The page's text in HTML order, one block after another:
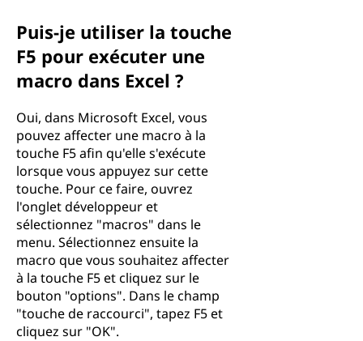
Puis-je utiliser la touche
F5 pour exécuter une
macro dans Excel ?
Oui, dans Microsoft Excel, vous
pouvez affecter une macro à la
touche F5 afin qu'elle s'exécute
lorsque vous appuyez sur cette
touche. Pour ce faire, ouvrez
l'onglet développeur et
sélectionnez "macros" dans le
menu. Sélectionnez ensuite la
macro que vous souhaitez affecter
à la touche F5 et cliquez sur le
bouton "options". Dans le champ
"touche de raccourci", tapez F5 et
cliquez sur "OK".